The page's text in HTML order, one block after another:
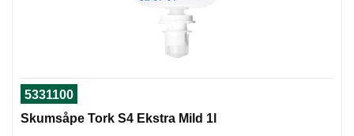
5331100
Skumsåpe Tork S4 Ekstra Mild 1l